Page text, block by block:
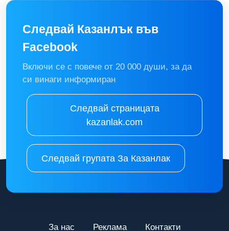
Следвай Казанлък във
Facebook
Включи се с повече от 20 000 души, за да
си винаги информиран
Следвай страницата
kazanlak.com
Следвай групата За Казанлак
За нас Реклама Контакти